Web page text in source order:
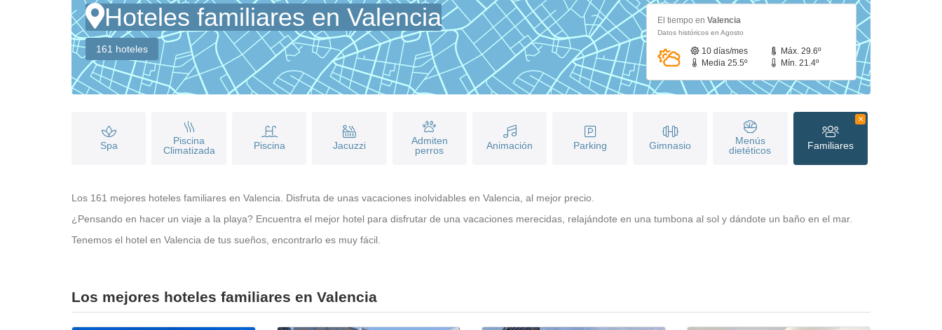
Hoteles familiares en Valencia
161 hoteles
El tiempo en Valencia
Datos históricos en Agosto
10 días/mes
Máx. 29.6º
Media 25.5º
Mín. 21.4º
Spa
Piscina
Climatizada
Piscina Jacuzzi
Admiten
perros
Animación Parking Gimnasio
Menús
dietéticos
Familiares
Los 161 mejores hoteles familiares en Valencia. Disfruta de unas vacaciones inolvidables en Valencia, al mejor precio.
¿Pensando en hacer un viaje a la playa? Encuentra el mejor hotel para disfrutar de una vacaciones merecidas, relajándote en una tumbona al sol y dándote un baño en el mar.
Tenemos el hotel en Valencia de tus sueños, encontrarlo es muy fácil.
Los mejores hoteles familiares en Valencia